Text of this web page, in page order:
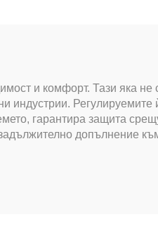
и комфорт. Тази яка не
индустрии. Регулируемите
гарантира защита
допълнение